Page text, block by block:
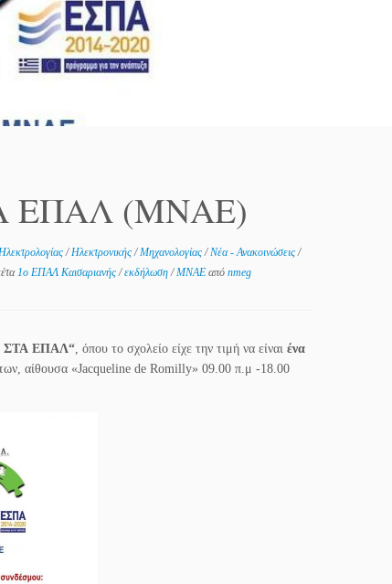
ΕΠΑΛ (ΜΝΑΕ)
/Ηλεκτρονικής/Μηχανολογίας/Νέα - Ανακοινώσεις/
1ο ΕΠΑΛ Καισαριανής/εκδήλωση/ΜΝΑΕ από nmeg
ΣΤΑ ΕΠΑΛ“, όπου το σχολείο είχε την τιμή να είναι ένα
αίθουσα «Jacqueline de Romilly» 09.00 π.μ -18.00